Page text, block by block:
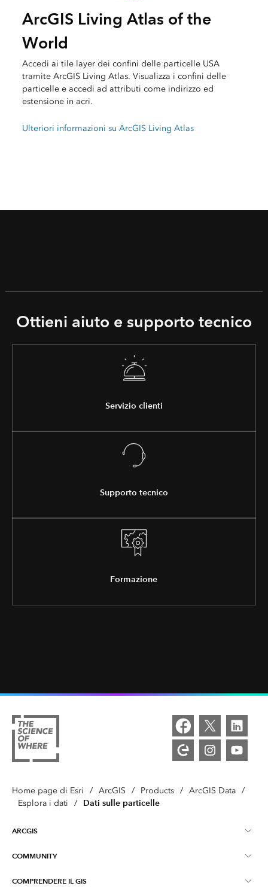
ArcGIS Living Atlas of the
World
Accedi ai tile layer dei confini delle particelle USA
tramite ArcGIS Living Atlas. Visualizza i confini delle
particelle e accedi ad attributi come indirizzo ed
estensione in acri.
Ulteriori informazioni su ArcGIS Living Atlas
Ottieni aiuto e supporto tecnico
Servizio clienti
Supporto tecnico
Formazione
Home page di Esri / ArcGIS / Products / ArcGIS Data /
Esplora i dati
/ Dati sulle particelle
ARCGIS
Panoramica ArcGIS
COMMUNITY
Community Esri
COMPRENDERE IL GIS